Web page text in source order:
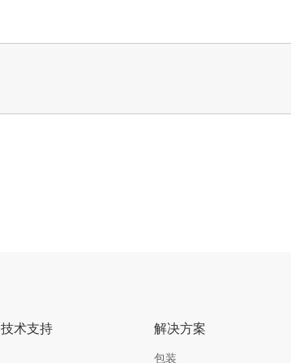
技术支持 解决方案
包装